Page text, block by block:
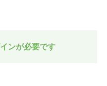
ンが必要です